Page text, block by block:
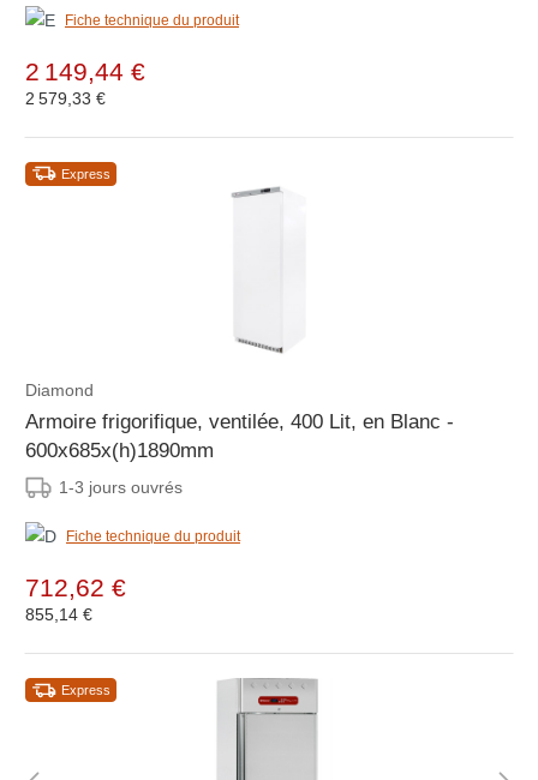
Fiche technique du produit
2 149,44 €
2 579,33 €
Express
Diamond
Armoire frigorifique, ventilée, 400 Lit, en Blanc -
600x685x(h)1890mm
1-3 jours ouvrés
Fiche technique du produit
712,62 €
855,14 €
Express